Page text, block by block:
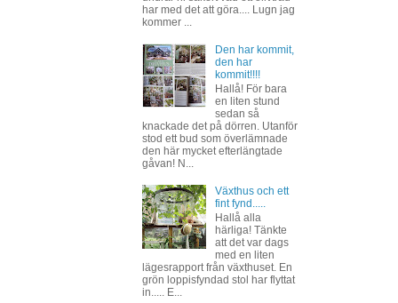
har med det att göra.... Lugn jag
kommer ...
Den har kommit,
den har
kommit!!!!
Hallå! För bara
en liten stund
sedan så
knackade det på dörren. Utanför
stod ett bud som överlämnade
den här mycket efterlängtade
gåvan! N...
Växthus och ett
fint fynd.....
Hallå alla
härliga! Tänkte
att det var dags
med en liten
lägesrapport från växthuset. En
grön loppisfyndad stol har flyttat
in..... E...